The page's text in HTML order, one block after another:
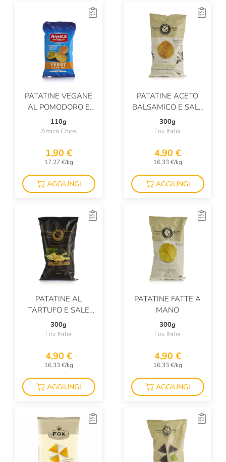
PATATINE VEGANE
AL POMODORO E
SPINACI
110g
Amica Chips
1,90 €
17,27 €/kg
AGGIUNGI
PATATINE ACETO
BALSAMICO E SALE
MARINO
300g
Fox Italia
4,90 €
16,33 €/kg
AGGIUNGI
PATATINE AL
TARTUFO E SALE
MARINO
300g
Fox Italia
4,90 €
16,33 €/kg
AGGIUNGI
PATATINE FATTE A
MANO
300g
Fox Italia
4,90 €
16,33 €/kg
AGGIUNGI